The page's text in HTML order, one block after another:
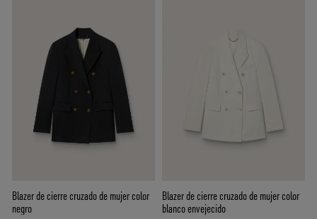
Blazer de cierre cruzado de mujer color
negro
Blazer de cierre cruzado de mujer color
blanco envejecido